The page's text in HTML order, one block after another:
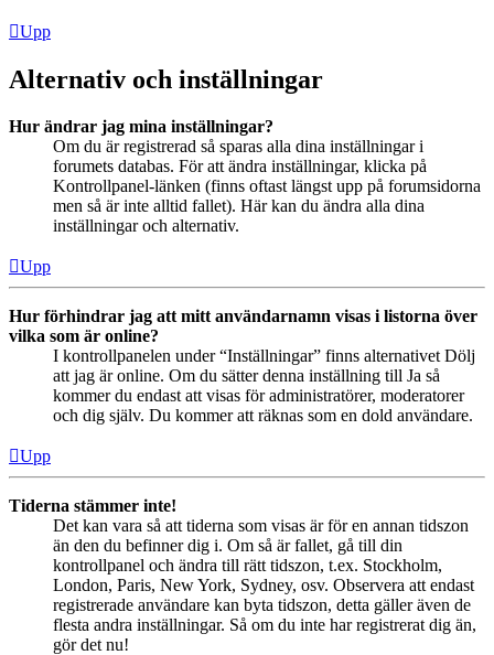
Upp
Alternativ och inställningar
Hur ändrar jag mina inställningar?
Om du är registrerad så sparas alla dina inställningar i
forumets databas. För att ändra inställningar, klicka på
Kontrollpanel-länken (finns oftast längst upp på forumsidorna
men så är inte alltid fallet). Här kan du ändra alla dina
inställningar och alternativ.
Upp
Hur förhindrar jag att mitt användarnamn visas i listorna över
vilka som är online?
I kontrollpanelen under “Inställningar” finns alternativet Dölj
att jag är online. Om du sätter denna inställning till Ja så
kommer du endast att visas för administratörer, moderatorer
och dig själv. Du kommer att räknas som en dold användare.
Upp
Tiderna stämmer inte!
Det kan vara så att tiderna som visas är för en annan tidszon
än den du befinner dig i. Om så är fallet, gå till din
kontrollpanel och ändra till rätt tidszon, t.ex. Stockholm,
London, Paris, New York, Sydney, osv. Observera att endast
registrerade användare kan byta tidszon, detta gäller även de
flesta andra inställningar. Så om du inte har registrerat dig än,
gör det nu!